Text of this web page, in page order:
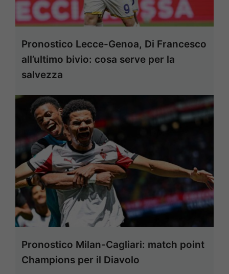
Pronostico Lecce-Genoa, Di Francesco
all’ultimo bivio: cosa serve per la
salvezza
Pronostico Milan-Cagliari: match point
Champions per il Diavolo